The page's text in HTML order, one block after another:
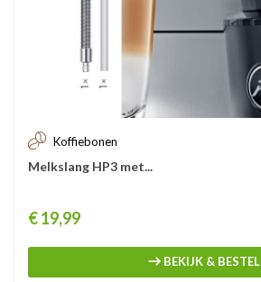
Koffiebonen
Melkslang HP3 met...
Prijs
€ 19,99
BEKIJK & BESTEL